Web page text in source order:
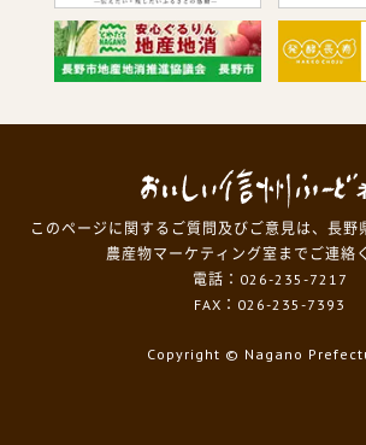
このページに関するご質問及びご意見は、長野
農産物マーケティング室までご連絡
電話：026-235-7217
FAX：026-235-7393
Copyright © Nagano